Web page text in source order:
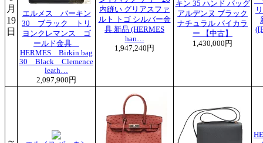
月
19
日
エルメス バーキン
30 ブラック トリ
ヨンクレマンス ゴ
ールド金具
HERMES Birkin bag
30 Black Clemence
leath…
2,097,900円
内縫い グリアスファ
ルト トゴ シルバー金
具 新品 (HERMES
han…
1,947,240円
キン 35 ハンド バッグ
アルデンヌ ブラック
ナチュラル バイカラ
ー 【中古】
1,430,000円